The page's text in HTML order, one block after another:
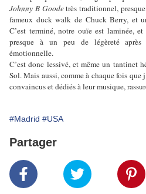
Johnny B Goodetrès traditionnel,
fameux duck walk de Chuck Berry, et
C’est terminé, notre ouïe est laminée,
presque à un peu de légèreté après
émotionnelle.
C’est donc lessivé, et même un tantinet
Sol. Mais aussi, comme à chaque fois que
convaincus et dédiés à leur musique,
#Madrid #USA
Partager